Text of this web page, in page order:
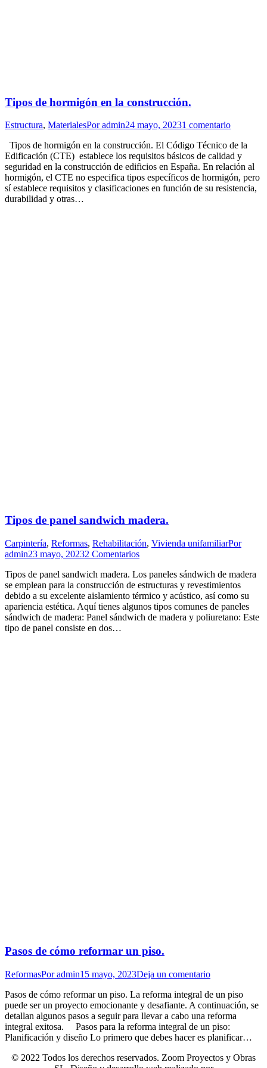
Tipos de hormigón en la construcción.
Estructura, MaterialesPoradmin24 mayo, 20231 comentario
Tipos de hormigón en la construcción. El Código Técnico de la
Edificación (CTE) establece los requisitos básicos de calidad y
seguridad en la construcción de edificios en España. En relación al
hormigón, el CTE no especifica tipos específicos de hormigón, pero
sí establece requisitos y clasificaciones en función de su resistencia,
durabilidad y otras…
Tipos de panel sandwich madera.
Carpintería, Reformas, Rehabilitación, Vivienda unifamiliarPor
admin23 mayo, 20232 Comentarios
Tipos de panel sandwich madera. Los paneles sándwich de madera
se emplean para la construcción de estructuras y revestimientos
debido a su excelente aislamiento térmico y acústico, así como su
apariencia estética. Aquí tienes algunos tipos comunes de paneles
sándwich de madera: Panel sándwich de madera y poliuretano: Este
tipo de panel consiste en dos…
Pasos de cómo reformar un piso.
ReformasPoradmin15 mayo, 2023Deja un comentario
Pasos de cómo reformar un piso. La reforma integral de un piso
puede ser un proyecto emocionante y desafiante. A continuación, se
detallan algunos pasos a seguir para llevar a cabo una reforma
integral exitosa. Pasos para la reforma integral de un piso:
Planificación y diseño Lo primero que debes hacer es planificar…
© 2022 Todos los derechos reservados. Zoom Proyectos y Obras